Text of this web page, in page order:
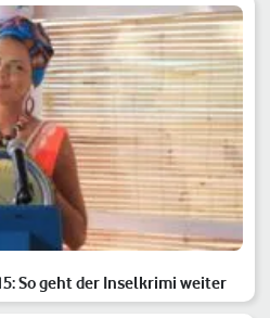
So geht der Inselkrimi weiter